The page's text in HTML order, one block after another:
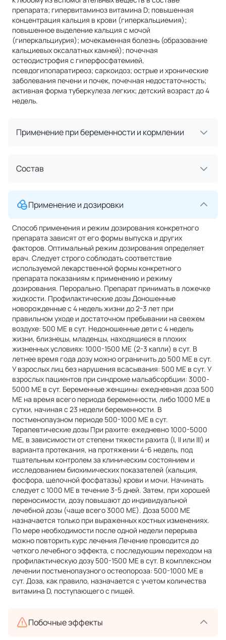
препарата; гипервитаминоз витамина D; повышенная
концентрация кальция в крови (гиперкальциемия);
повышенное выделение кальция с мочой
(гиперкальциурия); мочекаменная болезнь (образование
кальциевых оксалатных камней); почечная
остеодистрофия с гиперфосфатемией,
псевдогипопаратиреоз; саркоидоз; острые и хронические
заболевания печени и почек, почечная недостаточность;
активная форма туберкулеза легких; детский возраст до 4
недель.
Применение при беременности и кормлении
Состав
Применение и дозировки
Способ применения и режим дозирования конкретного
препарата зависят от его формы выпуска и других
факторов. Оптимальный режим дозирования определяет
врач. Следует строго соблюдать соответствие
используемой лекарственной формы конкретного
препарата показаниям к применению и режиму
дозирования. Перорально. Препарат принимать в ложечке
жидкости. Профилактические дозы Доношенные
новорожденные с 4 недель жизни до 2-3 лет при
правильном уходе и достаточном пребывании на свежем
воздухе: 500 МЕ в сут. Недоношенные дети с 4 недель
жизни, близнецы, младенцы, находящиеся в плохих
жизненных условиях: 1000-1500 МЕ (2-3 капли) в сут. В
летнее время года дозу можно ограничить до 500 МЕ в сут.
У взрослых лиц без нарушения всасывания: 500 МЕ в сут. У
взрослых пациентов при синдроме мальабсорбции: 3000-
5000 МЕ в сут. Беременные женщины: ежедневная доза 500
МЕ на время всего периода беременности, либо 1000 МЕ в
сутки, начиная с 23 недели беременности. В
постменопаузном периоде 500-1000 МЕ в сут.
Терапевтические дозы При рахите: ежедневно 1000-5000
МЕ, в зависимости от степени тяжести рахита (I, II или III) и
варианта протекания, на протяжении 4-6 недель, под
тщательным контролем за клиническим состоянием и
исследованием биохимических показателей (кальция,
фосфора, щелочной фосфатазы) крови и мочи. Начинать
следует с 1000 МЕ в течение 3-5 дней. Затем, при хорошей
переносимости, дозу повышают до индивидуальной
лечебной дозы (чаще всего 3000 МЕ). Доза 5000 МЕ
назначается только при выраженных костных изменениях.
По мере необходимости после одной недели перерыва
можно повторить курс лечения Лечение проводится до
четкого лечебного эффекта, с последующим переходом на
профилактическую дозу 500-1500 МЕ в сут. В комплексном
лечении постменопаузного остеопороза: 500-1000 МЕ в
сут. Доза, как правило, назначается с учетом количества
витамина D, поступающего с пищей.
Побочные эффекты